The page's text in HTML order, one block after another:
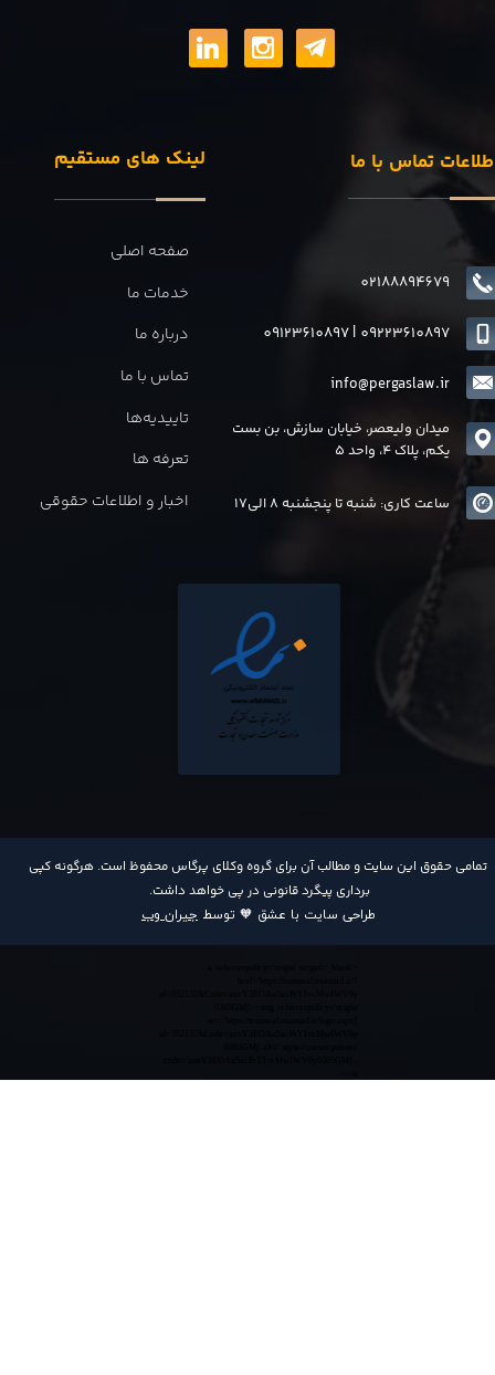
​تمامی حقوق این سایت و مطالب آن برای گروه وکلای پرگاس محفوظ است. هرگونه کپی
برداری پیگرد قانونی در پی خواهد داشت​​​​​​​.
طراحی سایت با عشق 🧡 توسط جیران وب
لینک های مستقیم
صفحه اصلی
خدمات ما
درباره ما
تماس با ما
تاییدیه‌ها
تعرفه ها
اخبار و اطلاعات حقوقی
تماس با ما
02188894679
info@pergaslaw.ir
09123610897| 09223610897
میدان ولیعصر، خیابان سازش، بن بست
یکم، پلاک 4، واحد 5
ساعت کاری: شنبه تا پنجشنبه 8 الی17